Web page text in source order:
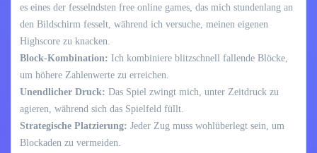
es eines der fesselndsten free online games, das mich stundenlang an
den Bildschirm fesselt, während ich versuche, meinen eigenen
Highscore zu knacken.
Block-Kombination: Ich kombiniere blitzschnell fallende Blöcke,
um höhere Zahlenwerte zu erreichen.
Unendlicher Druck: Das Spiel zwingt mich, unter Zeitdruck zu
agieren, während sich das Spielfeld füllt.
Strategische Platzierung: Jeder Zug muss wohlüberlegt sein, um
Blockaden zu vermeiden.